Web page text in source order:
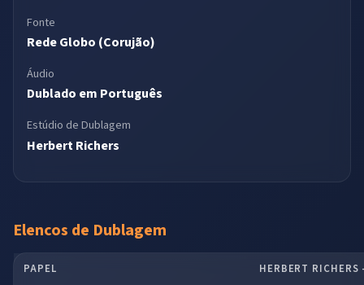
Fonte
Rede Globo (Corujão)
Áudio
Dublado em Português
Estúdio de Dublagem
Herbert Richers
Elencos de Dublagem
PAPEL HERBERT RICHERS